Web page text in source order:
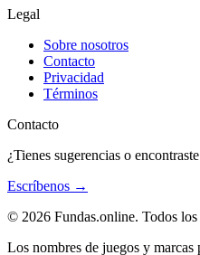
Legal
Sobre nosotros
Contacto
Privacidad
Términos
Contacto
¿Tienes sugerencias o
Escríbenos →
© 2026 Fundas.online. Todos los
Los nombres de juegos y marcas